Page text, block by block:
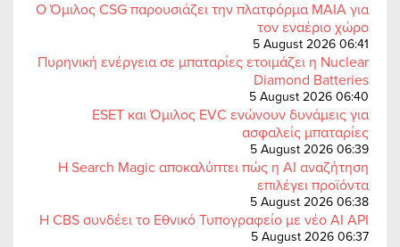
Ο Όμιλος CSG παρουσιάζει την πλατφόρμα MAIA για
τον εναέριο χώρο
5 August 2026 06:41
Πυρηνική ενέργεια σε μπαταρίες ετοιμάζει η Nuclear
Diamond Batteries
5 August 2026 06:40
ESET και Όμιλος EVC ενώνουν δυνάμεις για
ασφαλείς μπαταρίες
5 August 2026 06:39
Η Search Magic αποκαλύπτει πώς η AI αναζήτηση
επιλέγει προϊόντα
5 August 2026 06:38
Η CBS συνδέει το Εθνικό Τυπογραφείο με νέο AI API
5 August 2026 06:37